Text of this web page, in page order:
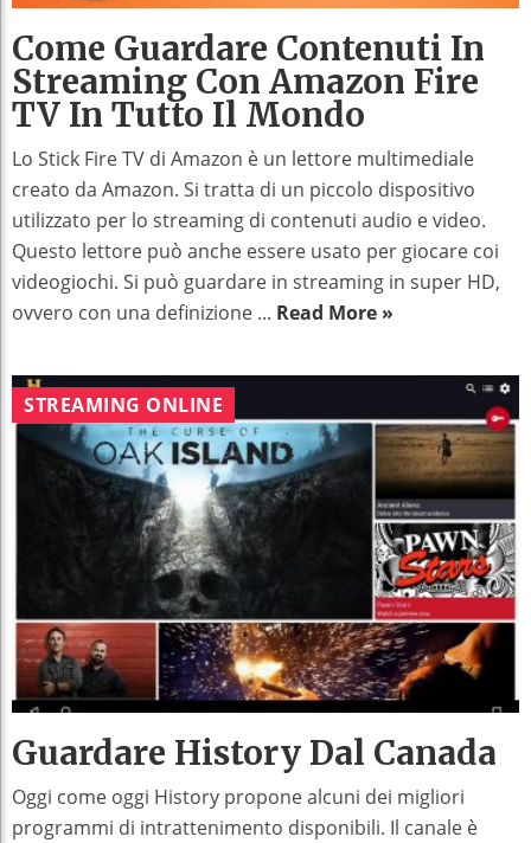
Come Guardare Contenuti In
Streaming Con Amazon Fire
TV In Tutto Il Mondo
Lo Stick Fire TV di Amazon è un lettore multimediale
creato da Amazon. Si tratta di un piccolo dispositivo
utilizzato per lo streaming di contenuti audio e video.
Questo lettore può anche essere usato per giocare coi
videogiochi. Si può guardare in streaming in super HD,
ovvero con una definizione ... Read More »
STREAMING ONLINE
Guardare History Dal Canada
Oggi come oggi History propone alcuni dei migliori
programmi di intrattenimento disponibili. Il canale è